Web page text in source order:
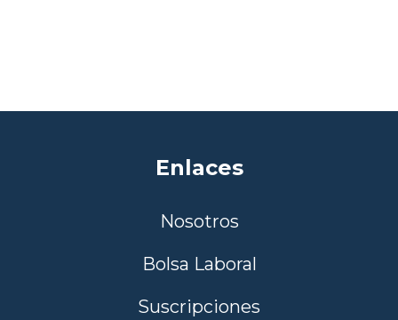
Enlaces
Nosotros
Bolsa Laboral
Suscripciones